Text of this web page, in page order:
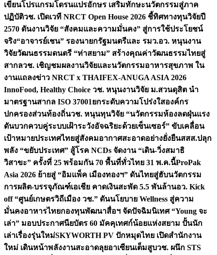
เขียนโปรแกรมโดรนแปรอักษร เสริมทักษะนวัตกรรมสู่ภาค
ปฏิบัติวช. เปิดเวที NRCT Open House 2026 ชี้ทิศทางทุนวิจัยปี
2570 ดันงานวิจัย “สังคมและความมั่นคง” สู่การใช้ประโยชน์
จริง“อาจารย์เชน” รองนายกรัฐมนตรีและ รมว.อว. หนุนงาน
วิจัยวัฒนธรรมดนตรี “ท่าสยาม” สร้างคุณค่าวัฒนธรรมไทยสู่
สากลวช. เชิญชมผลงานวิจัยและนวัตกรรมอาหารสุขภาพ ใน
งานแถลงข่าว NRCT x THAIFEX-ANUGA ASIA 2026
InnoFood, Healthy Choice วช. หนุนงานวิจัย ม.สวนดุสิต นำ
มาตรฐานสากล ISO 37001ยกระดับความโปร่งใสองค์กร
ปกครองส่วนท้องถิ่นวช. หนุนทุนวิจัย “นวัตกรรมห้องลดฝุ่นแรง
ดันบวกควบคู่ระบบเฝ้าระวังอัจฉริยะด้วยเซ็นเซอร์” ขับเคลื่อน
เป้าหมายประเทศไทยสู่สังคมอากาศสะอาดอย่างยั่งยืนสสส.ปลุก
พลัง “ขยับประเทศ” สู้โรค NCDs จัดงาน “เดิน-วิ่งสมาธิ
วิสาขะ” ครั้งที่ 25 พร้อมกัน 70 พื้นที่ทั่วไทย 31 พ.ค.นี้ProPak
Asia 2026 ย้ายสู่ “อิมแพ็ค เมืองทองฯ” ดันไทยสู่ฮับนวัตกรรม
การผลิต-บรรจุภัณฑ์เอเชีย คาดเงินสะพัด 5.5 พันล้านอว. Kick
off “ศูนย์เกษตรวิถีเมือง วช.” ดันนโยบาย Wellness สู่ความ
มั่นคงอาหารไทยกองทุนพัฒนาสื่อฯ จัดปัจฉิมนิเทศ “Young จะ
เล่า” มอบประกาศนียบัตร 60 มัคคุเทศก์น้อยแห่งสยาม ปั้นนัก
เล่าเรื่องรุ่นใหม่SKYWORTH PV ปักหมุดไทย เปิดสำนักงาน
ใหม่ เดินหน้าพลังงานสะอาดลุยอาเซียนเต็มสูบวช. ผนึก STS